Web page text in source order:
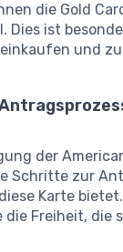
die Gold
Dies ist
und
der
Schritte zur
Karte
die Freiheit,